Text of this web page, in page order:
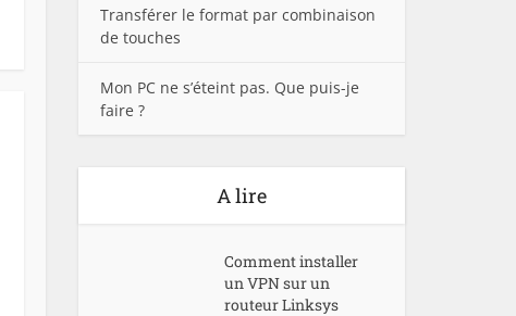
Transférer le format par combinaison
de touches
Mon PC ne s’éteint pas. Que puis-je
faire ?
A lire
Comment installer
un VPN sur un
routeur Linksys